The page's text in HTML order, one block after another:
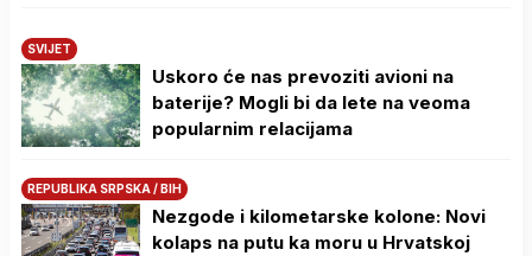
SVIJET
Uskoro će nas prevoziti avioni na
baterije? Mogli bi da lete na veoma
popularnim relacijama
REPUBLIKA SRPSKA / BIH
Nezgode i kilometarske kolone: Novi
kolaps na putu ka moru u Hrvatskoj